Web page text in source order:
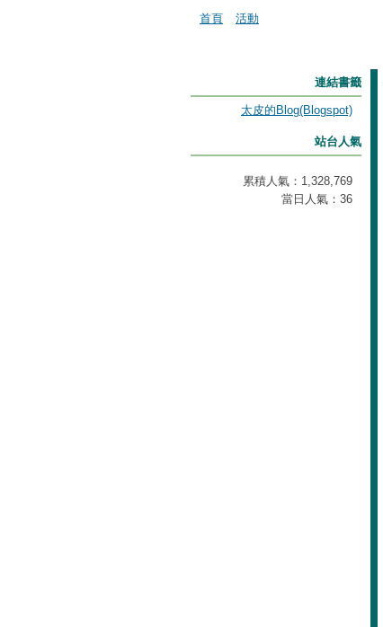
首頁 活動
連結書籤
太皮的Blog(Blogspot)
站台人氣
累積人氣： 1,328,769
當日人氣： 36